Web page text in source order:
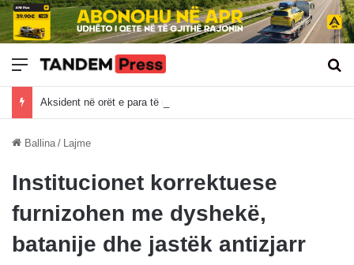
Meny
Ballina / Lajme
Institucionet korrektuese
furnizohen me dyshekë,
batanije dhe jastëk antizjarr